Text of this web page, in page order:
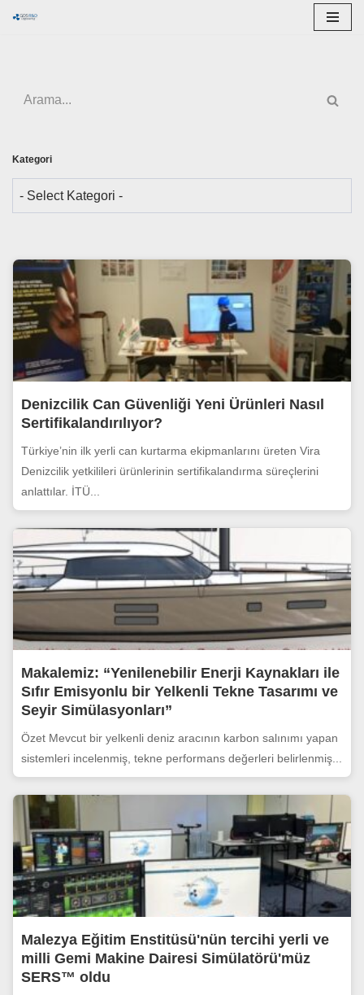
Kategori
Denizcilik Can Güvenliği Yeni Ürünleri Nasıl
Sertifikalandırılıyor?
Türkiye’nin ilk yerli can kurtarma ekipmanlarını üreten Vira
Denizcilik yetkilileri ürünlerinin sertifikalandırma süreçlerini
anlattılar. İTÜ...
Makalemiz: “Yenilenebilir Enerji Kaynakları ile
Sıfır Emisyonlu bir Yelkenli Tekne Tasarımı ve
Seyir Simülasyonları”
Özet Mevcut bir yelkenli deniz aracının karbon salınımı yapan
sistemleri incelenmiş, tekne performans değerleri belirlenmiş...
Malezya Eğitim Enstitüsü'nün tercihi yerli ve
milli Gemi Makine Dairesi Simülatörü'müz
SERS™ oldu